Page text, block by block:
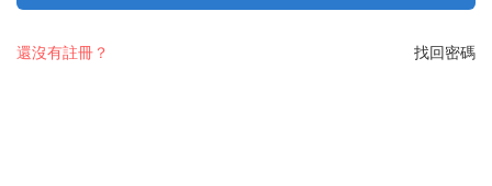
找回密碼
還沒有註冊？